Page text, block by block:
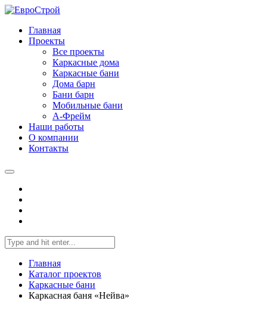
Главная
Проекты
Все проекты
Каркасные дома
Каркасные бани
Дома барн
Бани барн
Мобильные бани
А-Фрейм
Наши работы
О компании
Контакты
Главная
Каталог проектов
Каркасные бани
Каркасная баня «Нейва»